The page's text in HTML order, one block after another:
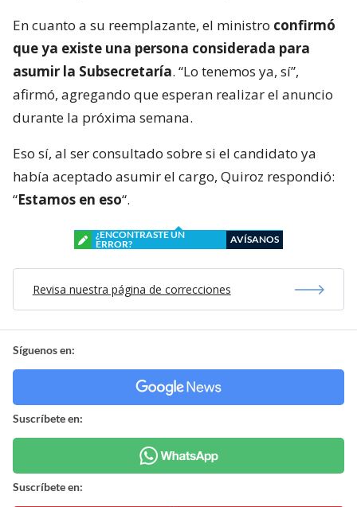
En cuanto a su reemplazante, el ministro confirmó
que ya existe una persona considerada para
asumir la Subsecretaría. “Lo tenemos ya, sí”,
afirmó, agregando que esperan realizar el anuncio
durante la próxima semana.
Eso sí, al ser consultado sobre si el candidato ya
había aceptado asumir el cargo, Quiroz respondió:
“Estamos en eso“.
¿ENCONTRASTE UN
ERROR?
AVÍSANOS
Revisa nuestra página de correcciones
Síguenos en:
Suscríbete en:
Suscríbete en: